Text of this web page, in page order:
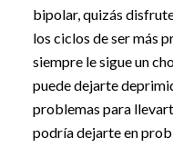
bipolar, quizás
los ciclos de ser más
siempre le sigue un
puede dejarte
problemas para
podría dejarte en